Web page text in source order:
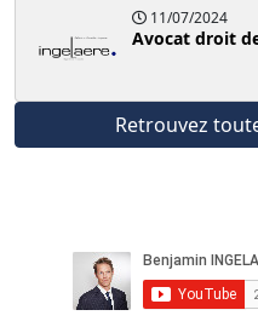
11/07/2024
Avocat droit
Retrouvez